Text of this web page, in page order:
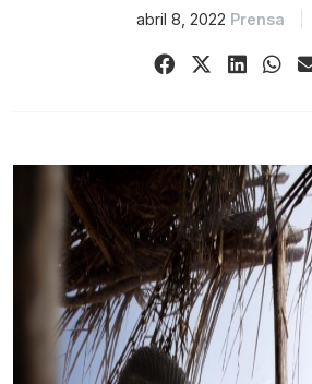
abril 8, 2022 Prensa
Share Share Share